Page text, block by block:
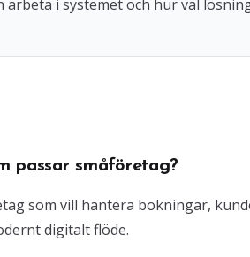
arbeta i systemet och hur väl
passar småföretag?
som vill hantera bokningar,
digitalt flöde.